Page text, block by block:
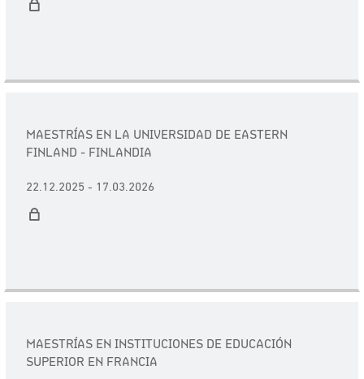
MAESTRÍAS EN LA UNIVERSIDAD DE EASTERN
FINLAND - FINLANDIA
22.12.2025 - 17.03.2026
MAESTRÍAS EN INSTITUCIONES DE EDUCACIÓN
SUPERIOR EN FRANCIA